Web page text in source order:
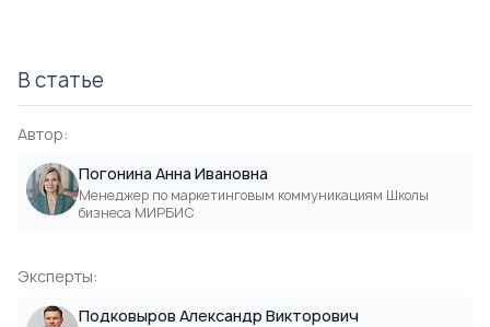
В статье
Автор:
Погонина Анна Ивановна
Менеджер по маркетинговым коммуникациям Школы
бизнеса МИРБИС
Эксперты:
Подковыров Александр Викторович